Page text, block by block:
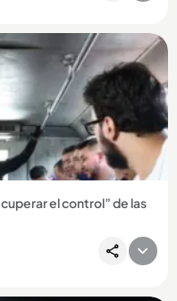
el control” de las
se conocieron
de la cárcel de